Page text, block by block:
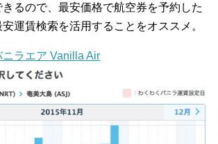
るので、最安価格で航空券を予約した
運賃検索を活用することをオススメ。
ラエア Vanilla Air